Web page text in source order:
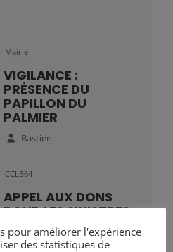
Mairie
VIGILANCE :
PRÉSENCE DU
PAPILLON DU
PALMIER
Bastien
CCLB64
APPEL AUX DONS
POUR LES SINISTRES
DES INCENDIES
Bastien
pour améliorer l'expérience
des statistiques de